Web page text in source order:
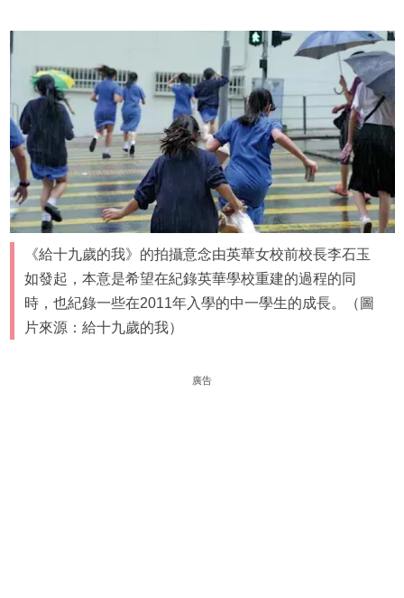
《給十九歲的我》的拍攝意念由英華女校前校長李石玉
如發起，本意是希望在紀錄英華學校重建的過程的同
時，也紀錄一些在2011年入學的中一學生的成長。（圖
片來源：給十九歲的我）
廣告